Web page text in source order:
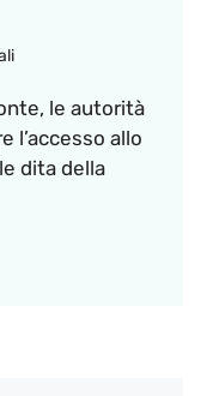
le autorità
l’accesso allo
dita della